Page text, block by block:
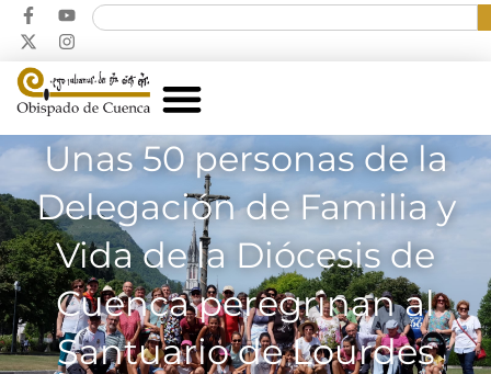
Unas 50 personas de la
Delegación de Familia y
Vida de la Diócesis de
Cuenca peregrinan al
Santuario de Lourdes